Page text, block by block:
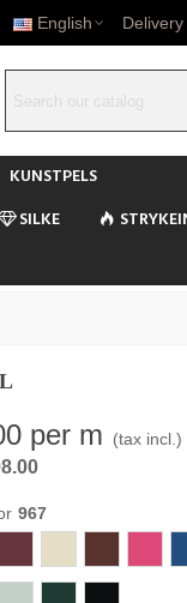
English
KUNSTPELS
SILKE
per m (tax incl.)